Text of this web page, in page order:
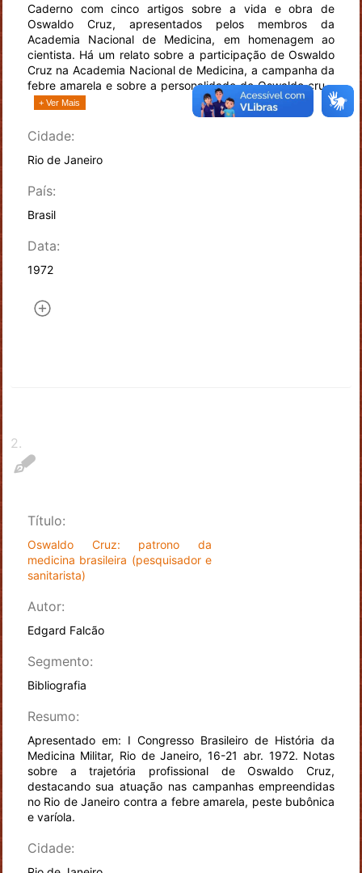
Caderno com cinco artigos sobre a vida e obra de
Oswaldo Cruz, apresentados pelos membros da
Academia Nacional de Medicina, em homenagem ao
cientista. Há um relato sobre a participação de Oswaldo
Cruz na Academia Nacional de Medicina, a campanha da
febre amarela e sobre a personalidade de Oswaldo cru...
+ Ver Mais
Cidade:
Rio de Janeiro
País:
Brasil
Data:
1972
2.
Título:
Oswaldo Cruz: patrono da
medicina brasileira (pesquisador e
sanitarista)
Autor:
Edgard Falcão
Segmento:
Bibliografia
Resumo:
Apresentado em: I Congresso Brasileiro de História da
Medicina Militar, Rio de Janeiro, 16-21 abr. 1972. Notas
sobre a trajetória profissional de Oswaldo Cruz,
destacando sua atuação nas campanhas empreendidas
no Rio de Janeiro contra a febre amarela, peste bubônica
e varíola.
Cidade: